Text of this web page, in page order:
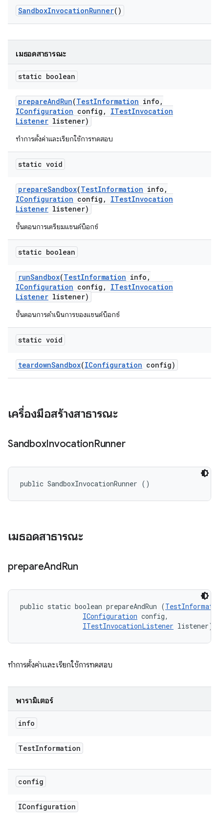
SandboxInvocationRunner()
เมธอดสาธารณะ
static boolean
prepareAndRun(TestInformation info ,
IConfiguration config , ITestInvocation
Listener listener)
ทำการตั้งค่าและเรียกใช้การทดสอบ
static void
prepareSandbox(TestInformation info ,
IConfiguration config , ITestInvocation
Listener listener)
ขั้นตอนการเตรียมแซนด์บ็อกซ์
static boolean
runSandbox(TestInformation info ,
IConfiguration config , ITestInvocation
Listener listener)
ขั้นตอนการดำเนินการของแซนด์บ็อกซ์
static void
teardownSandbox(IConfiguration config)
เครื่องมือสร้างสาธารณะ
SandboxInvocationRunner
public SandboxInvocationRunner ()
เมธอดสาธารณะ
prepareAndRun
public static boolean prepareAndRun (
IConfiguration config,
ITestInvocationListener listener)
ทำการตั้งค่าและเรียกใช้การทดสอบ
พารามิเตอร์
info
TestInformation
config
IConfiguration